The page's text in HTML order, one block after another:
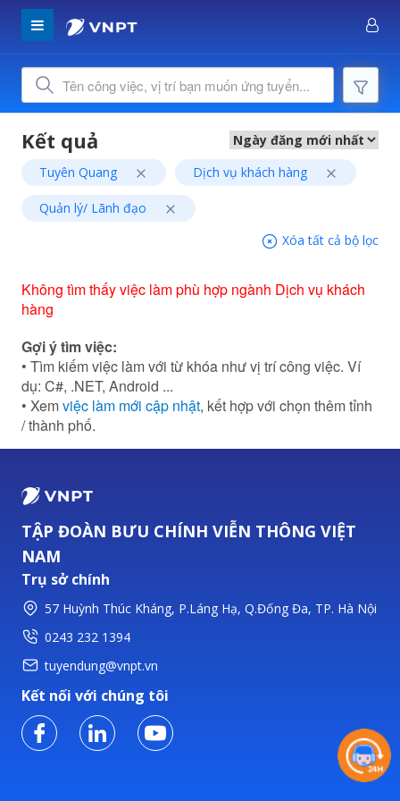
Tuyên Quang Dịch vụ khách hàng
Quản lý/ Lãnh đạo
Xóa tất cả bộ lọc
Không tìm thấy việc làm phù hợp ngành Dịch vụ khách
hàng
Gợi ý tìm việc:
• Tìm kiếm việc làm với từ khóa như vị trí công việc. Ví
dụ: C#, .NET, Android ...
• Xemviệc làm mới cập nhật, kết hợp với chọn thêm tỉnh
/ thành phố.
TẬP ĐOÀN BƯU CHÍNH VIỄN THÔNG VIỆT
NAM
Trụ sở chính
57 Huỳnh Thúc Kháng, P.Láng Hạ, Q.Đống Đa, TP. Hà Nội
0243 232 1394
tuyendung@vnpt.vn
Kết nối với chúng tôi